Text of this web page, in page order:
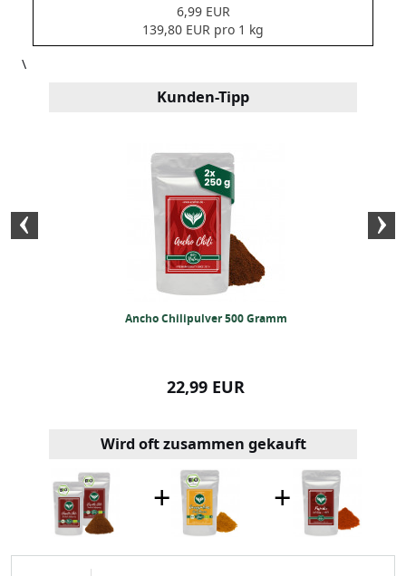
6,99 EUR
139,80 EUR pro 1 kg
\
Kunden-Tipp
Ancho Chilipulver 500 Gramm
22,99 EUR
Wird oft zusammen gekauft
+ +